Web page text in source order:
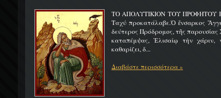
ΤΟ ΑΠΟΛΥΤΙΚΙΟΝ ΤΟΥ ΠΡΟΦΗΤΟΥ
Ταχύ προκατάλαβε.Ὁ ἔνσαρκος
δεύτερος Πρόδρομος, τῆς παρουσίας
καταπέμψας, Ἐλισαίῳ τὴν χάριν,
καθαρίζει, δ...
Διαβάστε περισσότερα »